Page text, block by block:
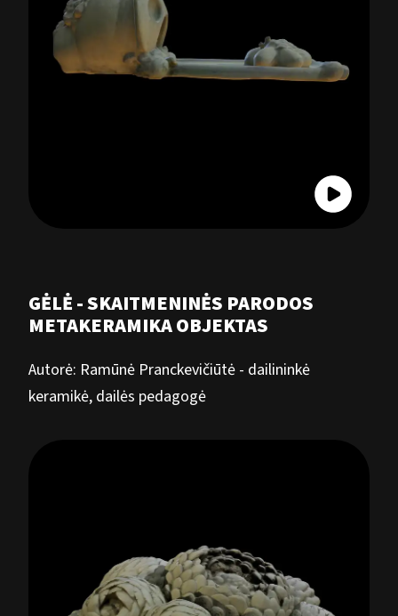
GĖLĖ - SKAITMENINĖS PARODOS
METAKERAMIKA OBJEKTAS
Autorė: Ramūnė Pranckevičiūtė - dailininkė
keramikė, dailės pedagogė